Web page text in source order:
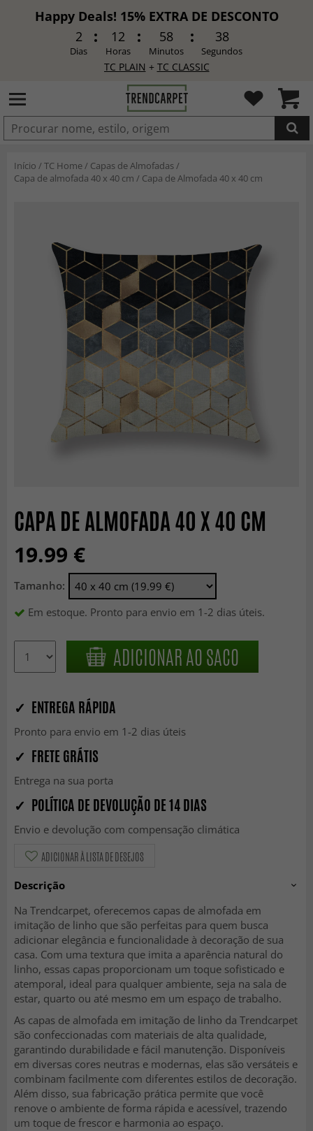
Happy Deals! 15% EXTRA DE DESCONTO
2
Dias
12
Horas
58
Minutos
37
Segundos
TC PLAIN + TC CLASSIC
ADICIONADO
Início /TC Home/ Capas de Almofadas/
Capa de almofada 40 x 40 cm / Capa de Almofada 40 x 40 cm
CAPA DE ALMOFADA 40 X 40 CM
19.99 €
Tamanho:
Em estoque. Pronto para envio em 1-2 dias úteis.
ADICIONAR AO SACO
✓ ENTREGA RÁPIDA
Pronto para envio em 1-2 dias úteis
✓ FRETE GRÁTIS
Entrega na sua porta
✓ POLÍTICA DE DEVOLUÇÃO DE 14 DIAS
Envio e devolução com compensação climática
ADICIONAR À LISTA DE DESEJOS
Descrição
Na Trendcarpet, oferecemos capas de almofada em
imitação de linho que são perfeitas para quem busca
adicionar elegância e funcionalidade à decoração de sua
casa. Com uma textura que imita a aparência natural do
linho, essas capas proporcionam um toque sofisticado e
atemporal, ideal para qualquer ambiente, seja na sala de
estar, quarto ou até mesmo em um espaço de trabalho.
As capas de almofada em imitação de linho da Trendcarpet
são confeccionadas com materiais de alta qualidade,
garantindo durabilidade e fácil manutenção. Disponíveis
em diversas cores neutras e modernas, elas são versáteis e
combinam facilmente com diferentes estilos de decoração.
Além disso, sua fabricação prática permite que você
renove o ambiente de forma rápida e acessível, trazendo
um toque de frescor e harmonia ao espaço.